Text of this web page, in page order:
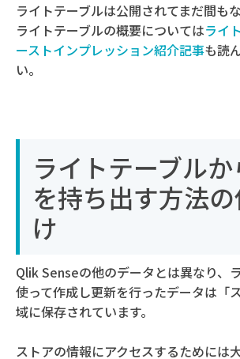
ライトテーブルは公開されてまだ間も
ライトテーブルの概要についてはライ
ーストインプレッション紹介記事も読
い。
ライトテーブル
を持ち出す方法
け
Qlik Senseの他のデータとは異なり、
使って作成し更新を行ったデータは「
域に保存されています。
ストアの情報にアクセスするためには